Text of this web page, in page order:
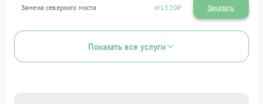
Замена северного моста 1320
Показать все услуги